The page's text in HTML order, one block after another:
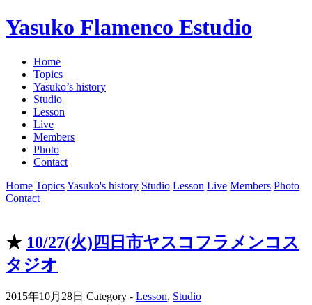
Yasuko Flamenco Estudio
Home
Topics
Yasuko’s history
Studio
Lesson
Live
Members
Photo
Contact
Home TopicsYasuko's history Studio Lesson Live Members Photo
Contact
★ 10/27(火)四日市ヤスコフラメンコス
タジオ
2015年10月28日 Category - Lesson, Studio